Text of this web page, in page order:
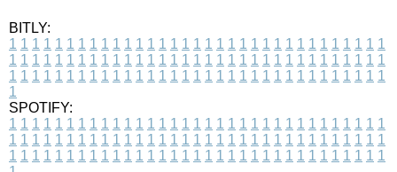
BITLY:
1 1 1 1 1 1 1 1 1 1 1 1 1 1 1 1 1 1 1 1 1 1 1 1 1 1 1 1 1 1 1 1 1
1 1 1 1 1 1 1 1 1 1 1 1 1 1 1 1 1 1 1 1 1 1 1 1 1 1 1 1 1 1 1 1 1
1 1 1 1 1 1 1 1 1 1 1 1 1 1 1 1 1 1 1 1 1 1 1 1 1 1 1 1 1 1 1 1 1
1
SPOTIFY:
1 1 1 1 1 1 1 1 1 1 1 1 1 1 1 1 1 1 1 1 1 1 1 1 1 1 1 1 1 1 1 1 1
1 1 1 1 1 1 1 1 1 1 1 1 1 1 1 1 1 1 1 1 1 1 1 1 1 1 1 1 1 1 1 1 1
1 1 1 1 1 1 1 1 1 1 1 1 1 1 1 1 1 1 1 1 1 1 1 1 1 1 1 1 1 1 1 1 1